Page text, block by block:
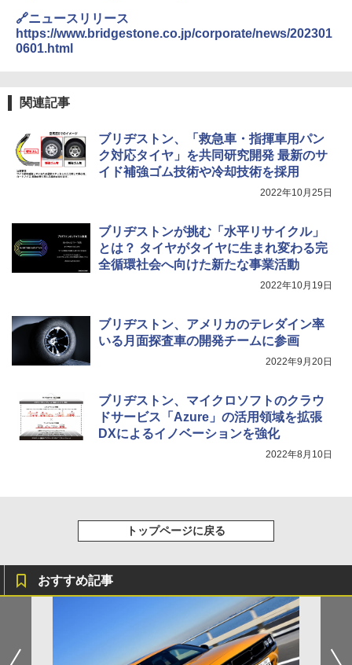
🔗ニュースリリース
https://www.bridgestone.co.jp/corporate/news/202301
0601.html
関連記事
ブリヂストン、「救急車・指揮車用パン
ク対応タイヤ」を共同研究開発 最新のサ
イド補強ゴム技術や冷却技術を採用
2022年10月25日
ブリヂストンが挑む「水平リサイクル」
とは？ タイヤがタイヤに生まれ変わる完
全循環社会へ向けた新たな事業活動
2022年10月19日
ブリヂストン、アメリカのテレダイン率
いる月面探査車の開発チームに参画
2022年9月20日
ブリヂストン、マイクロソフトのクラウ
ドサービス「Azure」の活用領域を拡張
DXによるイノベーションを強化
2022年8月10日
トップページに戻る
おすすめ記事